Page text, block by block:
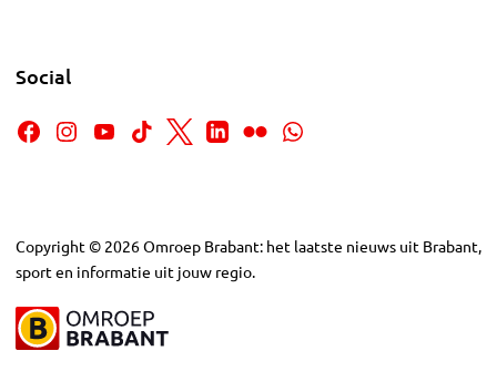
Social
Copyright © 2026Omroep Brabant: het laatste nieuws uit Brabant,
sport en informatie uit jouw regio.